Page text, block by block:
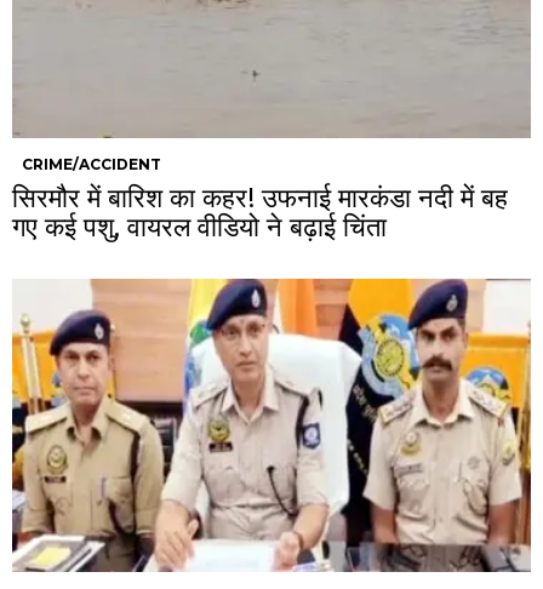
CRIME/ACCIDENT
सिरमौर में बारिश का कहर! उफनाई मारकंडा नदी में बह
गए कई पशु, वायरल वीडियो ने बढ़ाई चिंता